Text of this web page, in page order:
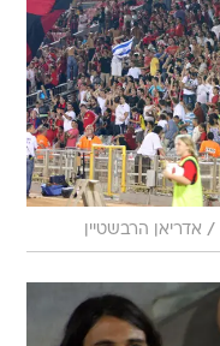
/ אדריאן הרבשטיין